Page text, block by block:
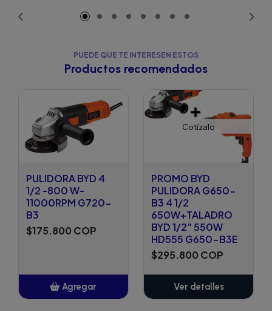
PUEDE QUE TE INTERESEN ESTOS
Productos recomendados
PULIDORA BYD 4
1/2 -800 W-
11000RPM G720-
B3
$175.800 COP
Agregar
Cotízalo
PROMO BYD
PULIDORA G650-
B3 4 1/2
650W+TALADRO
BYD 1/2" 550W
HD555 G650-B3E
$295.800 COP
Ver detalles